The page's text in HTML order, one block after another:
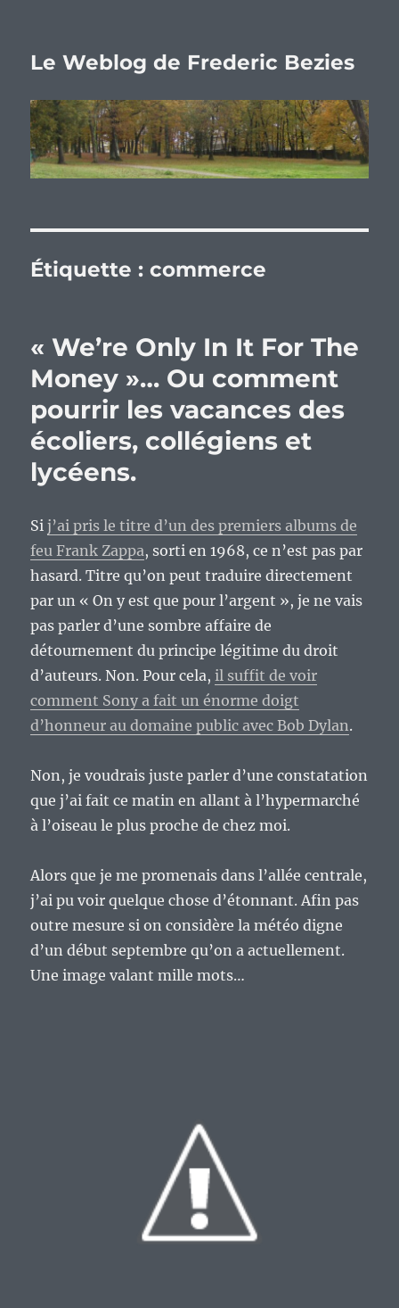
Le Weblog de Frederic Bezies
Étiquette :commerce
« We’re Only In It For The
Money »… Ou comment
pourrir les vacances des
écoliers, collégiens et
lycéens.
Sij’ai pris le titre d’un des premiers albums de
feu Frank Zappa, sorti en 1968, ce n’est pas par
hasard. Titre qu’on peut traduire directement
par un « On y est que pour l’argent », je ne vais
pas parler d’une sombre affaire de
détournement du principe légitime du droit
d’auteurs. Non. Pour cela,il suffit de voir
comment Sony a fait un énorme doigt
d’honneur au domaine public avec Bob Dylan.
Non, je voudrais juste parler d’une constatation
que j’ai fait ce matin en allant à l’hypermarché
à l’oiseau le plus proche de chez moi.
Alors que je me promenais dans l’allée centrale,
j’ai pu voir quelque chose d’étonnant. Afin pas
outre mesure si on considère la météo digne
d’un début septembre qu’on a actuellement.
Une image valant mille mots…